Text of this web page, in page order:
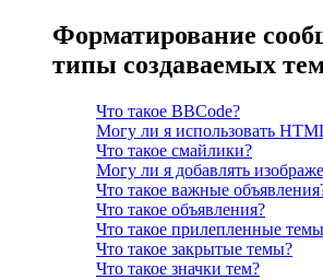
Форматирование
типы создаваемых
Что такое BBCode?
Могу ли я использовать
Что такое смайлики?
Могу ли я добавлять
Что такое важные
Что такое объявления?
Что такое прилепленные
Что такое закрытые темы?
Что такое значки тем?